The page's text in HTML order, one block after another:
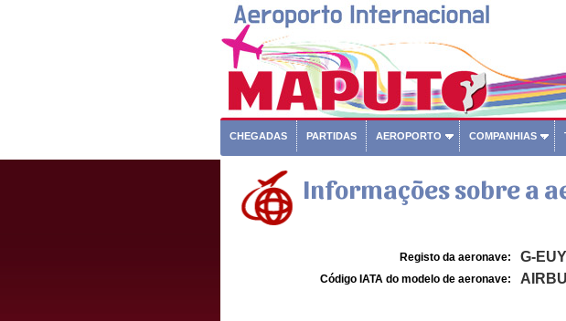
CHEGADAS PARTIDAS AEROPORTO COMPANHIAS
Informações sobre a
Registo da aeronave: G-
Código IATA do modelo de aeronave: